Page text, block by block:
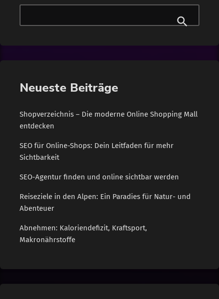
Neueste Beiträge
Shopverzeichnis – Die moderne Online Shopping Mall
entdecken
SEO für Online-Shops: Dein Leitfaden für mehr
Sichtbarkeit
SEO-Agentur finden und online sichtbar werden
Reiseziele in den Alpen: Ein Paradies für Natur- und
Abenteuer
Abnehmen: Kaloriendefizit, Kraftsport,
Makronährstoffe